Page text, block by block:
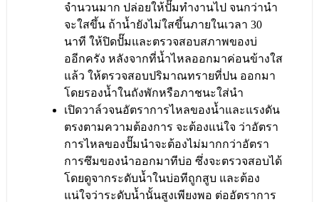
จำนวนมาก ปล่อยให้ปั๊มทำงานไป จนกว่านำ
จะใสขึ้น ถ้าน้ำยังไม่ใสขึ้นภายในเวลา 30
นาที ให้ปิดปั๊มและตรวจสอบสภาพของบ่
ออีกครัง หลังจากที่น้ำไหลออกมาค่อนข้างใส
แล้ว ให้ตรวจสอบปริมาณทรายที่ปน ออกมา
โดยรองน้ำในถังพักหรือภาชนะใส่นำ
เปิดวาล์วจนอัตราการไหลของน้ำและแรงดัน
ตรงตามความต้องการ จะต้องแน่ใจ ว่าอัตรา
การไหลของปั๊มนำจะต้องไม่มากกว่าอัตรา
การซึมของนำออกมาทีบ่อ ซึ่งจะตรวจสอบได้
โดยดูจากระดับน้ำในบ่อทีถูกสูบ และต้อง
แน่ใจว่าระดับน้ำนั้นสูงเพียงพอ ต่ออัตราการ